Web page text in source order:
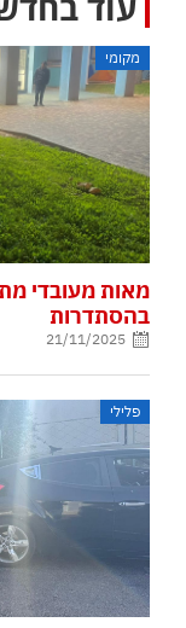
מקומי
מאות מעובדי
בהסתדרות
21/11/2025
פלילי